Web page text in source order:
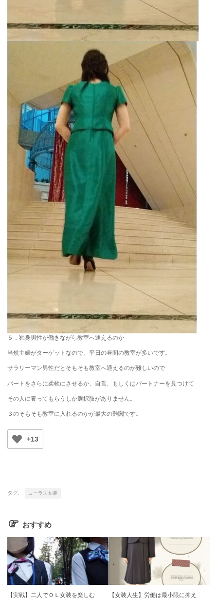
５．独身男性が働きながら教室へ通えるのか
当然主婦がターゲットなので、平日の昼間の教室が多いです。
サラリーマン男性だとそもそも教室へ通えるのが難しいので
パートをさらに柔軟にさせるか、自営、もしくはパートナーを見つけて
その人に養ってもらうしか選択肢がありません。
３のそもそも教室に入れるのかが最大の難関です。
+13
タグ: コーラス女装
おすすめ
【実戦】二人でＯＬ女装を楽しむ 【女装人生】労働は最小限に抑え